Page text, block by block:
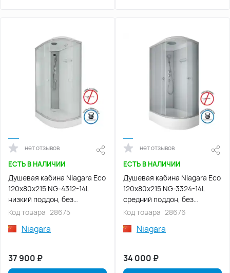
нет отзывов
ЕСТЬ В НАЛИЧИИ
Душевая кабина Niagara Eco
120х80х215 NG-4312-14L
низкий поддон, без
гидромассажа
Код товара 28675
Niagara
37 900 ₽
нет отзывов
ЕСТЬ В НАЛИЧИИ
Душевая кабина Niagara Eco
120х80х215 NG-3324-14L
средний поддон, без
гидромассажа
Код товара 28676
Niagara
34 000 ₽